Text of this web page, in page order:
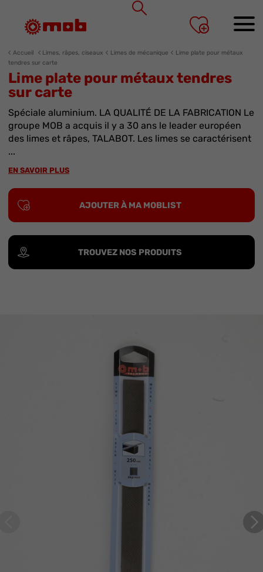
Accueil Limes, râpes, ciseaux Limes de mécanique
Lime plate pour métaux
tendres sur carte
Lime plate pour métaux tendres
sur carte
Spéciale aluminium. LA QUALITÉ DE LA FABRICATION Le
groupe MOB a acquis il y a 30 ans le leader européen
des limes et râpes, TALABOT. Les limes se caractérisent
...
EN SAVOIR PLUS
AJOUTER À MA MOBLIST
TROUVEZ NOS PRODUITS